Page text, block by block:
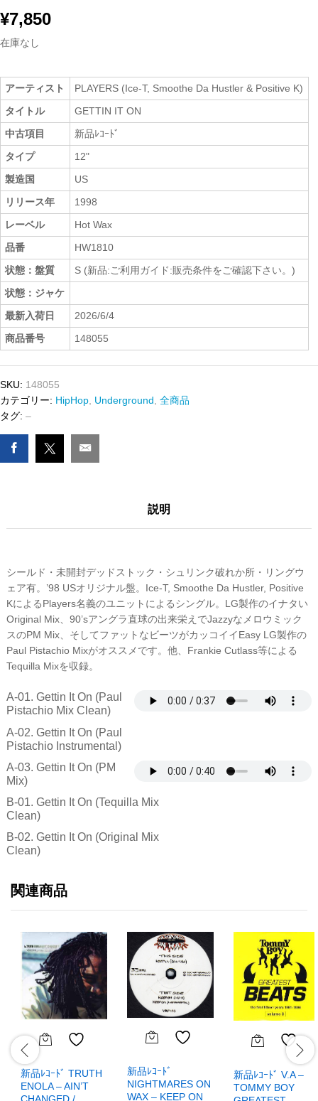
¥7,850
在庫なし
アーティスト
PLAYERS (Ice-T, Smoothe Da Hustler & Positive K)
タイトル
GETTIN IT ON
中古項目
新品ﾚｺｰﾄﾞ
タイプ
12"
製造国
US
リリース年
1998
レーベル
Hot Wax
品番
HW1810
状態：盤質
S (新品:ご利用ガイド:販売条件をご確認下さい。)
状態：ジャケ
最新入荷日
2026/6/4
商品番号
148055
SKU: 148055
カテゴリー: HipHop Underground 全商品
タグ: –
説明
シールド・未開封デッドストック・シュリンク破れか所・リングウ
ェア有。’98 USオリジナル盤。Ice-T, Smoothe Da Hustler, Positive
KによるPlayers名義のユニットによるシングル。LG製作のイナタい
Original Mix、90’sアングラ直球の出来栄えでJazzyなメロウミック
スのPM Mix、そしてファットなビーツがカッコイイEasy LG製作の
Paul Pistachio Mixがオススメです。他、Frankie Cutlass等による
Tequilla Mixを収録。
A-01. Gettin It On (Paul
Pistachio Mix Clean)
A-02. Gettin It On (Paul
Pistachio Instrumental)
A-03. Gettin It On (PM
Mix)
B-01. Gettin It On (Tequilla Mix
Clean)
B-02. Gettin It On (Original Mix
Clean)
関連商品
新品ﾚｺｰﾄﾞ TRUTH
ENOLA – AIN’T
新品ﾚｺｰﾄﾞ
NIGHTMARES ON
WAX – KEEP ON
新品ﾚｺｰﾄﾞ V.A –
TOMMY BOY